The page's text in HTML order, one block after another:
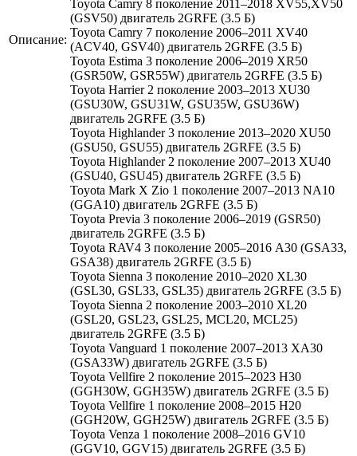
Описание:
Toyota Camry 8 поколение 2011–2018 XV55,XV50
(GSV50) двигатель 2GRFE (3.5 Б)
Toyota Camry 7 поколение 2006–2011 XV40
(ACV40, GSV40) двигатель 2GRFE (3.5 Б)
Toyota Estima 3 поколение 2006–2019 XR50
(GSR50W, GSR55W) двигатель 2GRFE (3.5 Б)
Toyota Harrier 2 поколение 2003–2013 XU30
(GSU30W, GSU31W, GSU35W, GSU36W)
двигатель 2GRFE (3.5 Б)
Toyota Highlander 3 поколение 2013–2020 XU50
(GSU50, GSU55) двигатель 2GRFE (3.5 Б)
Toyota Highlander 2 поколение 2007–2013 XU40
(GSU40, GSU45) двигатель 2GRFE (3.5 Б)
Toyota Mark X Zio 1 поколение 2007–2013 NA10
(GGA10) двигатель 2GRFE (3.5 Б)
Toyota Previa 3 поколение 2006–2019 (GSR50)
двигатель 2GRFE (3.5 Б)
Toyota RAV4 3 поколение 2005–2016 A30 (GSA33,
GSA38) двигатель 2GRFE (3.5 Б)
Toyota Sienna 3 поколение 2010–2020 XL30
(GSL30, GSL33, GSL35) двигатель 2GRFE (3.5 Б)
Toyota Sienna 2 поколение 2003–2010 XL20
(GSL20, GSL23, GSL25, MCL20, MCL25)
двигатель 2GRFE (3.5 Б)
Toyota Vanguard 1 поколение 2007–2013 XA30
(GSA33W) двигатель 2GRFE (3.5 Б)
Toyota Vellfire 2 поколение 2015–2023 H30
(GGH30W, GGH35W) двигатель 2GRFE (3.5 Б)
Toyota Vellfire 1 поколение 2008–2015 H20
(GGH20W, GGH25W) двигатель 2GRFE (3.5 Б)
Toyota Venza 1 поколение 2008–2016 GV10
(GGV10, GGV15) двигатель 2GRFE (3.5 Б)